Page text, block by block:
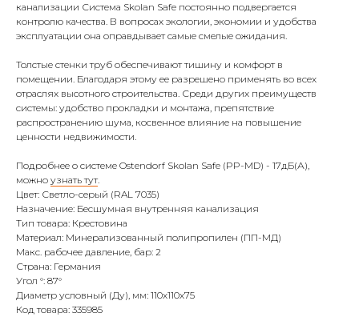
канализации Система Skolan Safe постоянно подвергается
контролю качества. В вопросах экологии, экономии и удобства
эксплуатации она оправдывает самые смелые ожидания.
Толстые стенки труб обеспечивают тишину и комфорт в
помещении. Благодаря этому ее разрешено применять во всех
отраслях высотного строительства. Среди других преимуществ
системы: удобство прокладки и монтажа, препятствие
распространению шума, косвенное влияние на повышение
ценности недвижимости.
Подробнее о системе Ostendorf Skolan Safe (PP-MD) - 17дБ(А),
можно узнать тут.
Цвет: Светло-серый (RAL 7035)
Назначение: Бесшумная внутренняя канализация
Тип товара: Крестовина
Материал: Минерализованный полипропилен (ПП-МД)
Макс. рабочее давление, бар: 2
Страна: Германия
Угол °: 87°
Диаметр условный (Ду), мм: 110х110х75
Код товара: 335985